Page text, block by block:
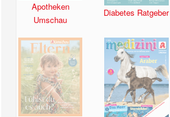
Apotheken
Umschau
Diabetes Ratgeber